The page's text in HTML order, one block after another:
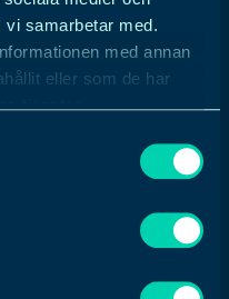
vi samarbetar med.
med annan
eller som de har
tjänster.
planen
har tillkommit
inget snack om
lättast att sätta
om du ska starta en